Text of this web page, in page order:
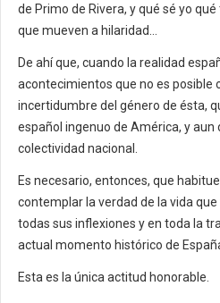
de Primo de Rivera, y qué sé yo
que mueven a hilaridad…
De ahí que, cuando la realidad
acontecimientos que no es posible
incertidumbre del género de ésta,
español ingenuo de América, y aun
colectividad nacional.
Es necesario, entonces, que
contemplar la verdad de la vida
todas sus inflexiones y en toda la
actual momento histórico de
Esta es la única actitud honorable.